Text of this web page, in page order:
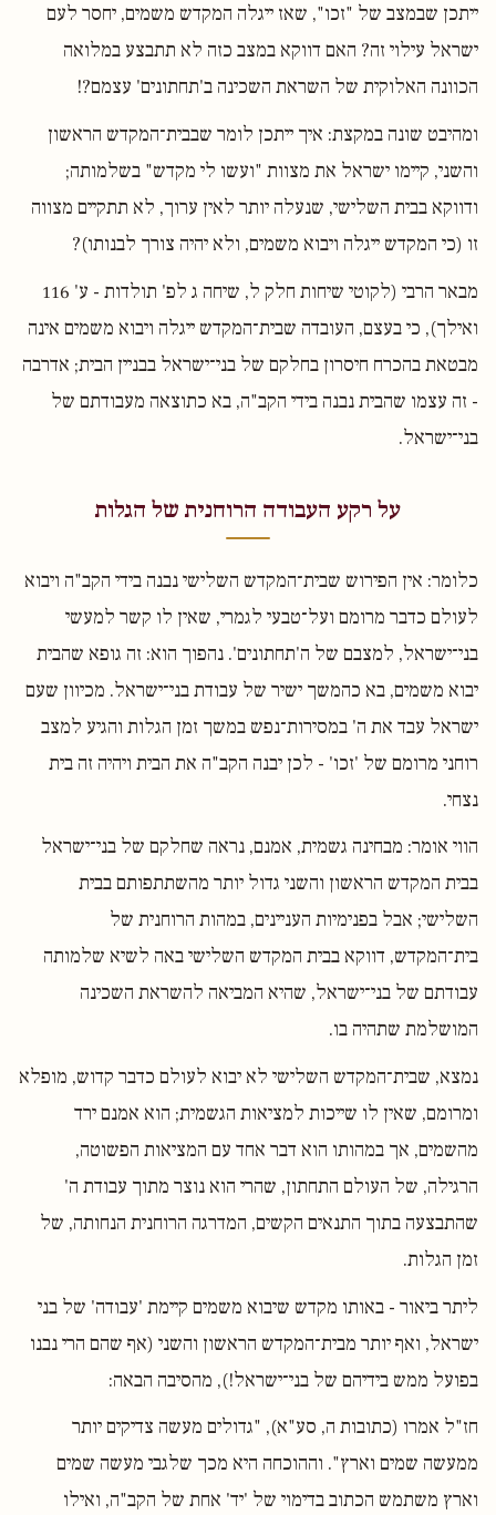
ייתכן שבמצב של "זכו", שאז ייגלה המקדש משמים, יחסר לעם
ישראל עילוי זה? האם דווקא במצב כזה לא תתבצע במלואה
הכוונה האלוקית של השראת השכינה ב'תחתונים' עצמם?!
ומהיבט שונה במקצת: איך ייתכן לומר שבבית־המקדש הראשון
והשני, קיימו ישראל את מצוות "ועשו לי מקדש" בשלמותה;
ודווקא בבית השלישי, שנעלה יותר לאין ערוך, לא תתקיים מצווה
זו (כי המקדש ייגלה ויבוא משמים, ולא יהיה צורך לבנותו)?
מבאר הרבי (לקוטי שיחות חלק ל, שיחה ג לפ' תולדות - ע' 116
ואילך), כי בעצם, העובדה שבית־המקדש ייגלה ויבוא משמים אינה
מבטאת בהכרח חיסרון בחלקם של בני־ישראל בבניין הבית; אדרבה
- זה עצמו שהבית נבנה בידי הקב"ה, בא כתוצאה מעבודתם של
בני־ישראל.
על רקע העבודה הרוחנית של הגלות
כלומר: אין הפירוש שבית־המקדש השלישי נבנה בידי הקב"ה ויבוא
לעולם כדבר מרומם ועל־טבעי לגמרי, שאין לו קשר למעשי
בני־ישראל, למצבם של ה'תחתונים'. נהפוך הוא: זה גופא שהבית
יבוא משמים, בא כהמשך ישיר של עבודת בני־ישראל. מכיוון שעם
ישראל עבד את ה' במסירות־נפש במשך זמן הגלות והגיע למצב
רוחני מרומם של 'זכו' - לכן יבנה הקב"ה את הבית ויהיה זה בית
נצחי.
הווי אומר: מבחינה גשמית, אמנם, נראה שחלקם של בני־ישראל
בבית המקדש הראשון והשני גדול יותר מהשתתפותם בבית
השלישי; אבל בפנימיות העניינים, במהות הרוחנית של
בית־המקדש, דווקא בבית המקדש השלישי באה לשיא שלמותה
עבודתם של בני־ישראל, שהיא המביאה להשראת השכינה
המושלמת שתהיה בו.
נמצא, שבית־המקדש השלישי לא יבוא לעולם כדבר קדוש, מופלא
ומרומם, שאין לו שייכות למציאות הגשמית; הוא אמנם ירד
מהשמים, אך במהותו הוא דבר אחד עם המציאות הפשוטה,
הרגילה, של העולם התחתון, שהרי הוא נוצר מתוך עבודת ה'
שהתבצעה בתוך התנאים הקשים, המדרגה הרוחנית הנחותה, של
זמן הגלות.
ליתר ביאור - באותו מקדש שיבוא משמים קיימת 'עבודה' של בני
ישראל, ואף יותר מבית־המקדש הראשון והשני (אף שהם הרי נבנו
בפועל ממש בידיהם של בני־ישראל!), מהסיבה הבאה:
חז"ל אמרו (כתובות ה, סע"א), "גדולים מעשה צדיקים יותר
ממעשה שמים וארץ". וההוכחה היא מכך שלגבי מעשה שמים
וארץ משתמש הכתוב בדימוי של 'יד' אחת של הקב"ה, ואילו